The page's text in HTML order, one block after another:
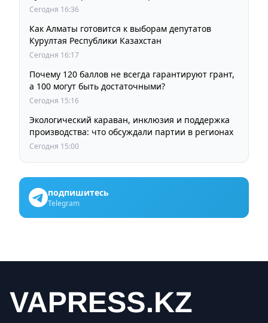
ждут от выборов депутатов Курултая
Сегодня 16:36
Как Алматы готовится к выборам депутатов
Курултая Республики Казахстан
Сегодня 16:17
Почему 120 баллов не всегда гарантируют грант,
а 100 могут быть достаточными?
Сегодня 15:16
Экологический караван, инклюзия и поддержка
производства: что обсуждали партии в регионах
Сегодня 15:00
подпишитесь
Telegram